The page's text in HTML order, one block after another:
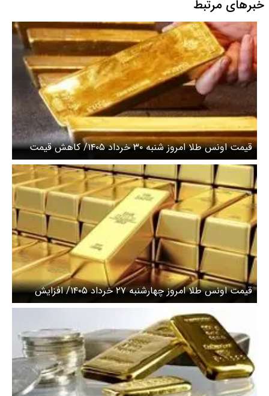
خبرهای مرتبط
قیمت اونس طلا امروز شنبه ۳۰ خرداد ۱۴۰۵/ کاهش قیمت
طلا
قیمت اونس طلا امروز چهارشنبه ۲۷ خرداد ۱۴۰۵/ افزایش
قیمت طلا